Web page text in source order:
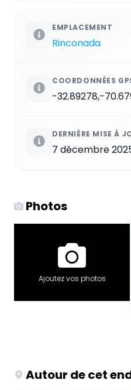
EMPLACEMENT
Rinconada
COORDONNÉES
-32.89278,-
DERNIÈRE MISE À
7 décembre
Photos
Ajoutez vos photos
Autour de cet